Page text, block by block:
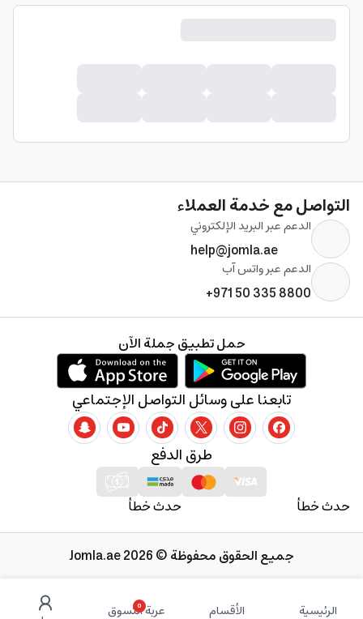
الرئيسية الأقسام 0
عربة التسوق
التواصل مع خدمة العملاء
الدعم عبر البريد الإلكتروني
help@jomla.ae
الدعم عبر واتس آب
+971 50 335 8800
حدث خطأ حدث خطأ
طرق الدفع
تابعنا على وسائل التواصل الإجتماعي
حمل تطبيق جملة الآن
جميع الحقوق محفوظة © 2026 Jomla.ae